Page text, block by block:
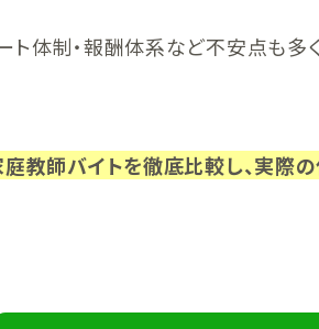
体制・報酬体系など不安点も多
庭教師バイトを徹底比較し、実際